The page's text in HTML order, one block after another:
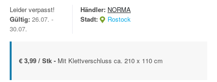
Leider verpasst!
Gültig: 26.07. -
30.07.
Händler: NORMA
Stadt:
Rostock
€ 3,99 / Stk - Mit Klettverschluss ca. 210 x 110 cm